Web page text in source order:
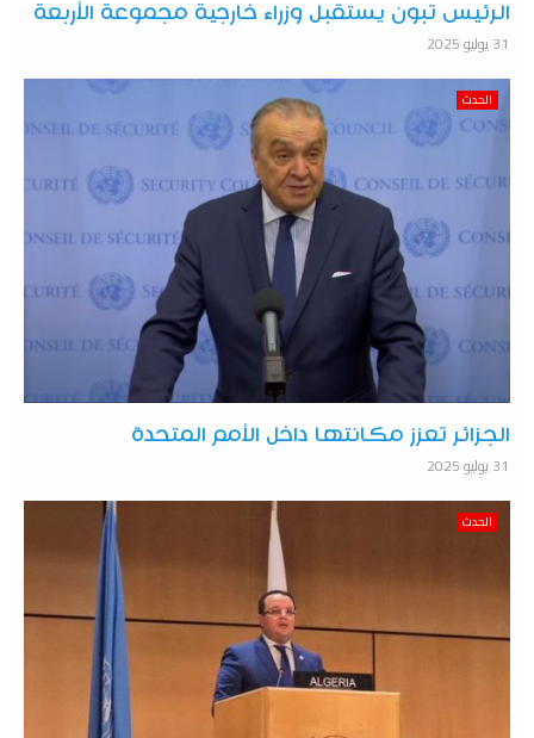
الرئيس تبون يستقبل وزراء خارجية مجموعة الأربعة
31 يوليو 2025
الحدث
الجزائر تعزز مكانتها داخل الأمم المتحدة
31 يوليو 2025
الحدث